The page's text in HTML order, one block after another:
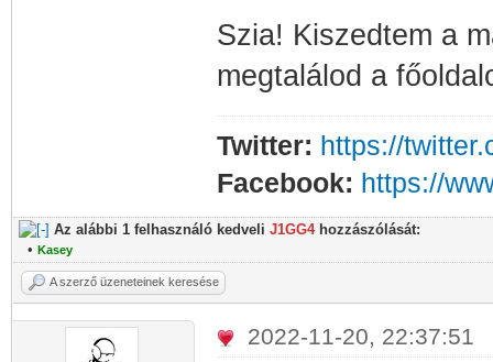
Szia! Kiszedtem a
megtalálod a
Twitter: https://
Facebook: https://
Az alábbi 1 felhasználó kedveli J1GG4hozzászólását:
• Kasey
A szerző üzeneteinek keresése
2022-11-20, 22:37:51